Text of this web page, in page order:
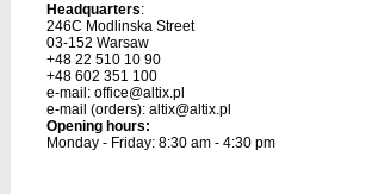
Headquarters:
246C Modlinska Street
03-152 Warsaw
+48 22 510 10 90
+48 602 351 100
e-mail: office@altix.pl
e-mail (orders): altix@altix.pl
Opening hours:
Monday - Friday: 8:30 am - 4:30 pm